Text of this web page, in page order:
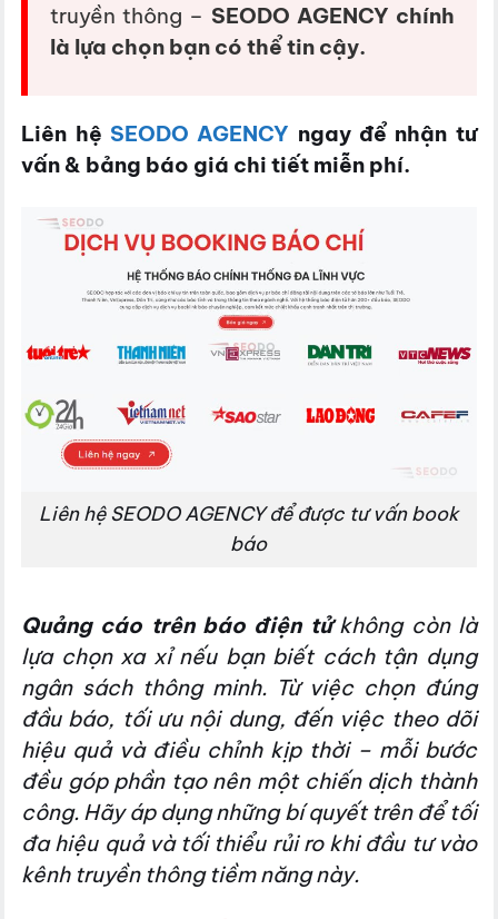
truyền thông – SEODO AGENCY chính
là lựa chọn bạn có thể tin cậy.
Liên hệ SEODO AGENCY ngay để nhận tư
vấn & bảng báo giá chi tiết miễn phí.
Liên hệ SEODO AGENCY để được tư vấn book
báo
Quảng cáo trên báo điện tửkhông còn là
lựa chọn xa xỉ nếu bạn biết cách tận dụng
ngân sách thông minh. Từ việc chọn đúng
đầu báo, tối ưu nội dung, đến việc theo dõi
hiệu quả và điều chỉnh kịp thời – mỗi bước
đều góp phần tạo nên một chiến dịch thành
công. Hãy áp dụng những bí quyết trên để tối
đa hiệu quả và tối thiểu rủi ro khi đầu tư vào
kênh truyền thông tiềm năng này.